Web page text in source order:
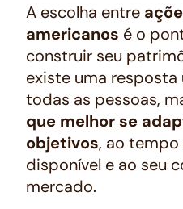
A escolha entre
americanos é o
construir seu
existe uma resposta
todas as pessoas,
que melhor se
objetivos, ao
disponível e ao seu
mercado.